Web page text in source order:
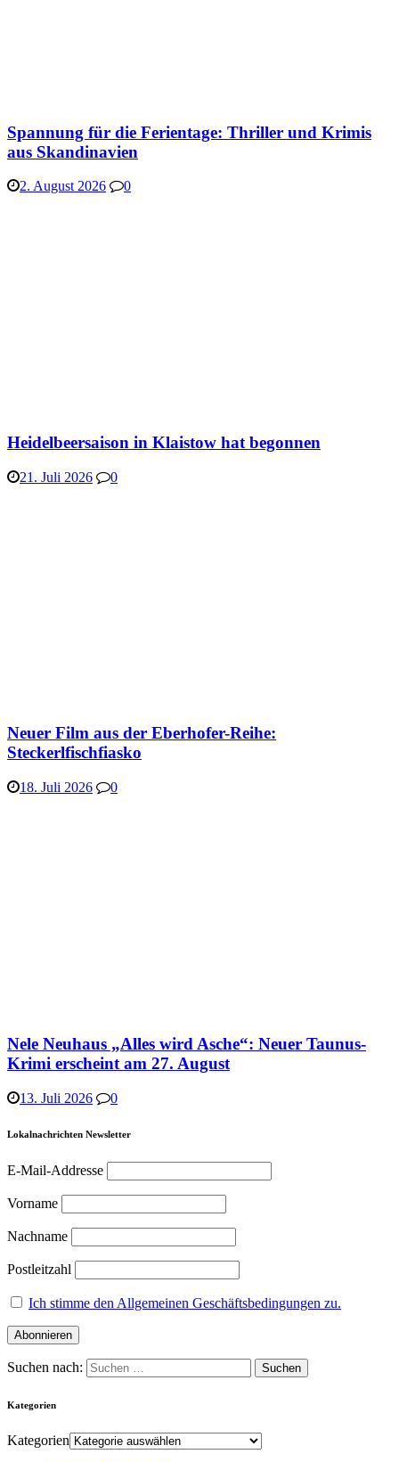
Spannung für die Ferientage: Thriller und Krimis
aus Skandinavien
2. August 2026 0
Heidelbeersaison in Klaistow hat begonnen
21. Juli 2026 0
Neuer Film aus der Eberhofer-Reihe:
Steckerlfischfiasko
18. Juli 2026 0
Nele Neuhaus „Alles wird Asche“: Neuer Taunus-
Krimi erscheint am 27. August
13. Juli 2026 0
Lokalnachrichten Newsletter
E-Mail-Addresse
Vorname
Nachname
Postleitzahl
Ich stimme den Allgemeinen Geschäftsbedingungen zu.
Suchen nach:
Kategorien
Kategorien